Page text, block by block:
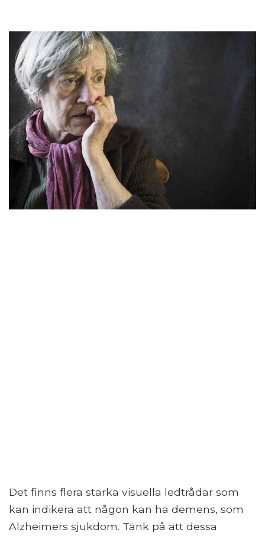
Det finns flera starka visuella ledtrådar som
kan indikera att någon kan ha demens, som
Alzheimers sjukdom. Tänk på att dessa